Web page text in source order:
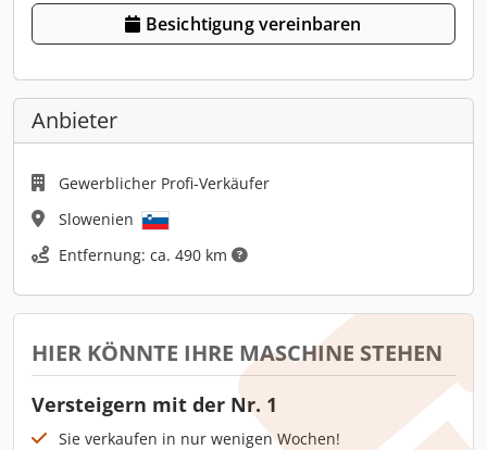
Besichtigung vereinbaren
Anbieter
Gewerblicher Profi-Verkäufer
Slowenien
Entfernung: ca. 490 km
HIER KÖNNTE IHRE MASCHINE STEHEN
Versteigern mit der Nr. 1
Sie verkaufen in nur wenigen Wochen!